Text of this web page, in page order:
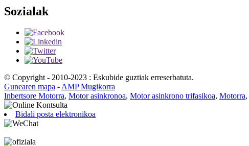
Sozialak
© Copyright - 2010-2023 : Eskubide guztiak erreserbatuta.
Gunearen mapa -AMP Mugikorra
Inbertsore Motorra, Motor asinkronoa, Motor asinkrono trifasikoa, Motorra,
Bidali posta elektronikoa